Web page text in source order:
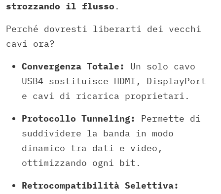
strozzando il flusso .
Perché dovresti liberarti dei vecchi
cavi ora?
Convergenza Totale:
Un solo cavo
USB4 sostituisce HDMI, DisplayPort
e cavi di ricarica proprietari.
Protocollo Tunneling:
Permette di
suddividere la banda in modo
dinamico tra dati e video,
ottimizzando ogni bit.
Retrocompatibilità Selettiva: